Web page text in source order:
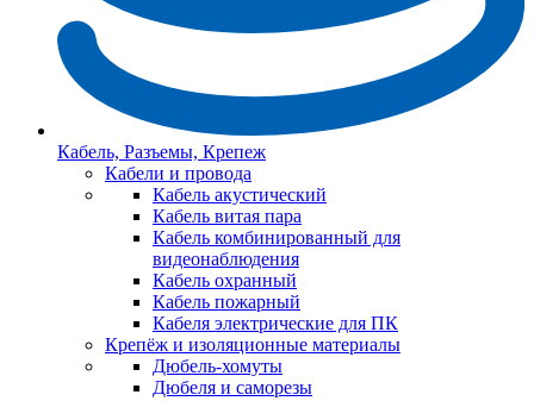
Кабель, Разъемы, Крепеж
Кабели и провода
Кабель акустический
Кабель витая пара
Кабель комбинированный для
видеонаблюдения
Кабель охранный
Кабель пожарный
Кабеля электрические для ПК
Крепёж и изоляционные материалы
Дюбель-хомуты
Дюбеля и саморезы